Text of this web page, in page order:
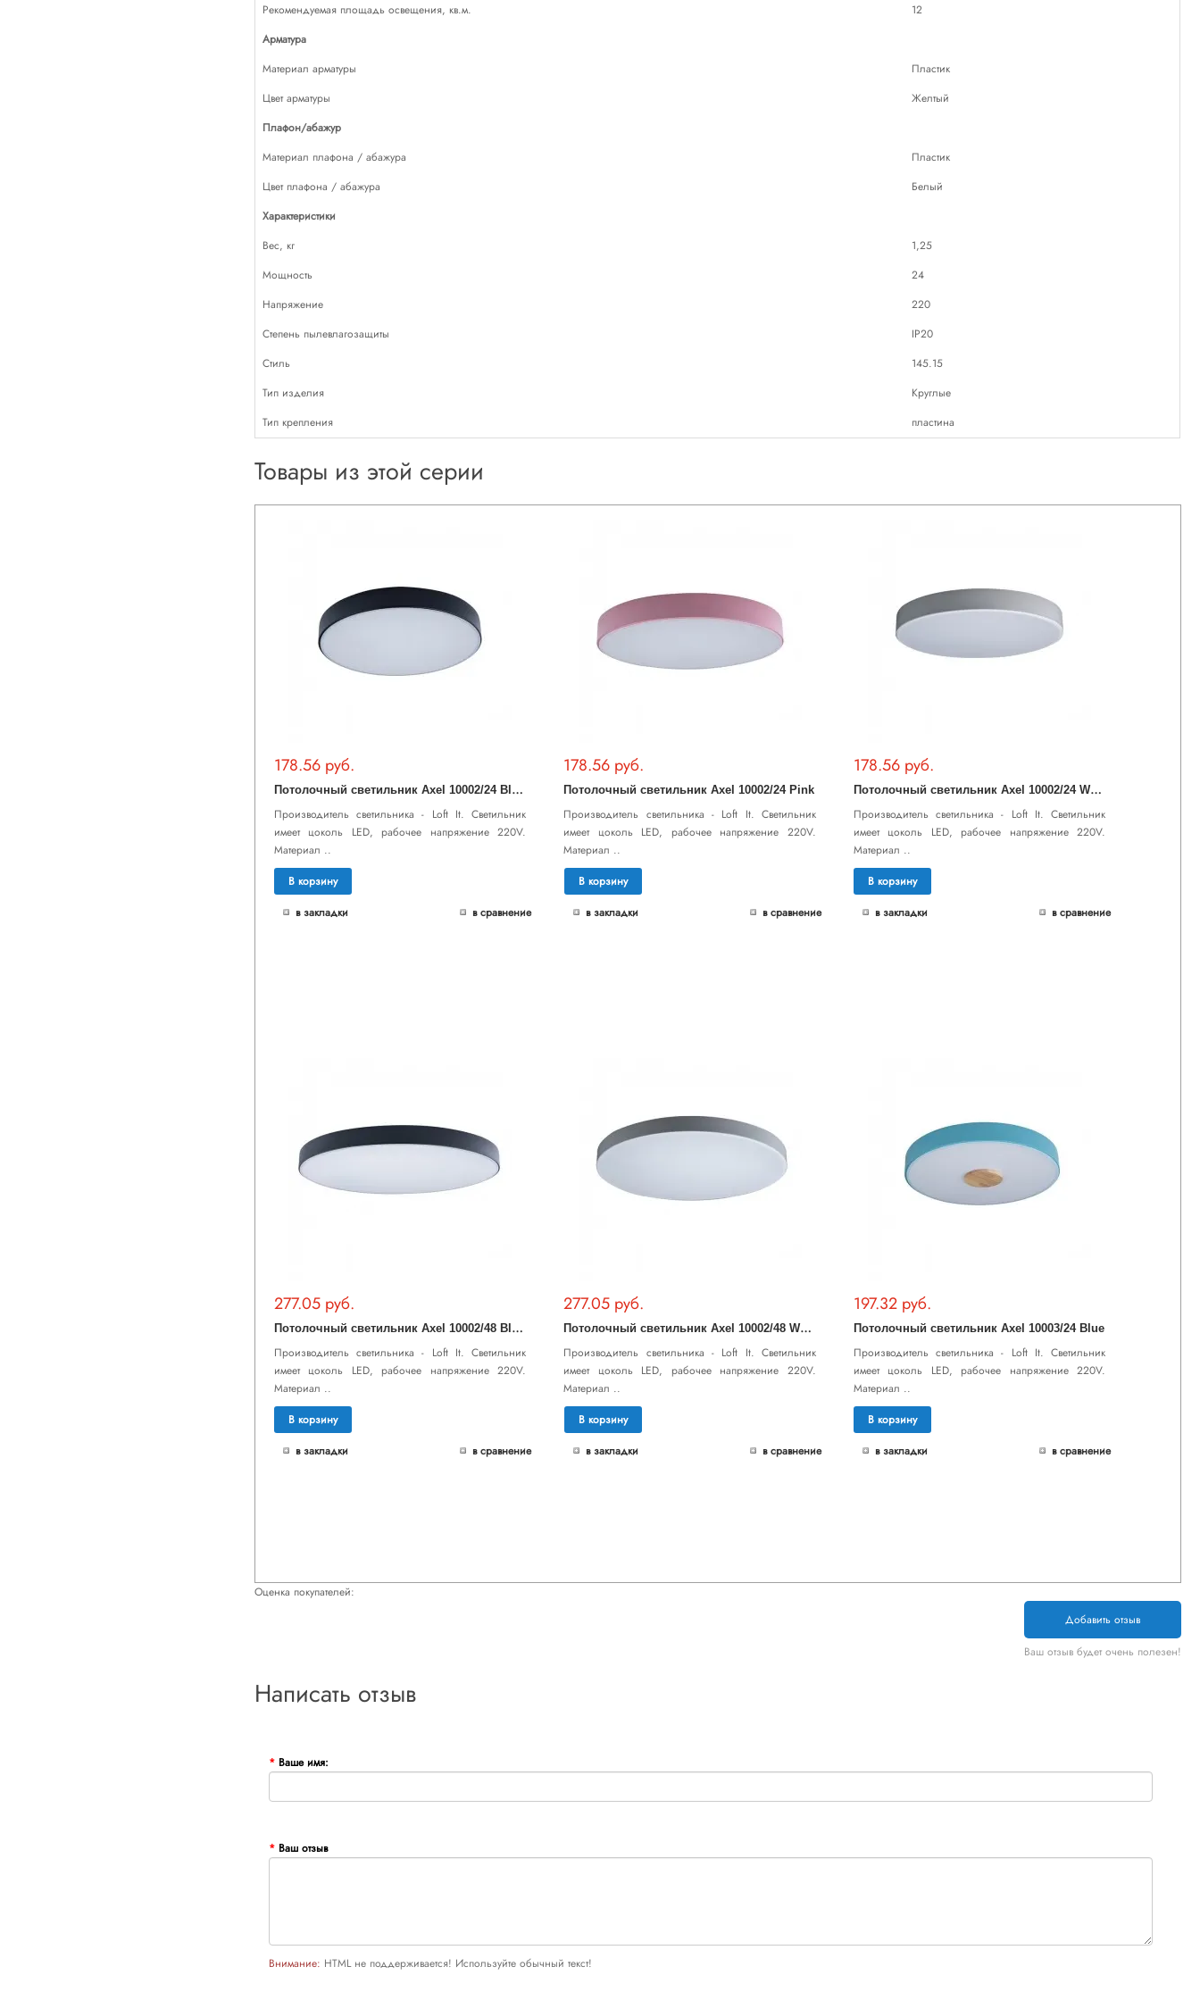
Рекомендуемая площадь освещения, кв.м.
12
Арматура
Материал арматуры
Пластик
Цвет арматуры
Желтый
Плафон/абажур
Материал плафона / абажура
Пластик
Цвет плафона / абажура
Белый
Характеристики
Вес, кг
1,25
Мощность
24
Напряжение
220
Степень пылевлагозащиты
IP20
Стиль
145.15
Тип изделия
Круглые
Тип крепления
пластина
Товары из этой серии
178.56 руб.
П
отолочный светильник Axel 10002/24 Black
Производитель светильника - Loft It. Светильник
имеет цоколь LED, рабочее напряжение 220V.
Материал ..
В корзину
в закладки
в сравнение
178.56 руб.
Потолочный светильник Axel 10002/24 Pink
Производитель светильника - Loft It. Светильник
имеет цоколь LED, рабочее напряжение 220V.
Материал ..
В корзину
в закладки
в сравнение
178.56 руб.
П
отолочный светильник Axel 10002/24 White
Производитель светильника - Loft It. Светильник
имеет цоколь LED, рабочее напряжение 220V.
Материал ..
В корзину
в закладки
в сравнение
277.05 руб.
П
отолочный светильник Axel 10002/48 Black
Производитель светильника - Loft It. Светильник
имеет цоколь LED, рабочее напряжение 220V.
Материал ..
В корзину
в закладки
в сравнение
277.05 руб.
П
отолочный светильник Axel 10002/48 White
Производитель светильника - Loft It. Светильник
имеет цоколь LED, рабочее напряжение 220V.
Материал ..
В корзину
в закладки
в сравнение
197.32 руб.
Потолочный светильник Axel 10003/24 Blue
Производитель светильника - Loft It. Светильник
имеет цоколь LED, рабочее напряжение 220V.
Материал ..
В корзину
в закладки
в сравнение
Оценка покупателей:
Добавить отзыв
Ваш отзыв будет очень полезен!
Написать отзыв
Ваше имя:
Ваш отзыв
Внимание: HTML не поддерживается! Используйте обычный текст!